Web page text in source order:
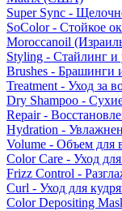
Super Sync -
SoColor - Стойкое
Moroccanoil
Styling - Стайлинг и
Brushes - Брашинги
Treatment - Уход за
Dry Shampoo -
Repair -
Hydration -
Volume - Объем для
Color Care - Уход
Frizz Control -
Curl - Уход для
Color Depositing